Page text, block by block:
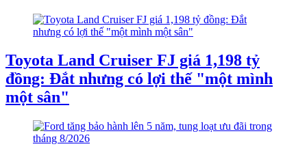
Toyota Land Cruiser FJ giá 1,198 tỷ
đồng: Đắt nhưng có lợi thế "một mình
một sân"